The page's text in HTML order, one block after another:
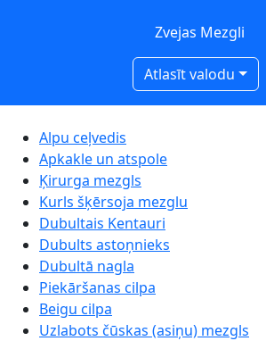
Zvejas Mezgli
Atlasīt valodu
Alpu ceļvedis
Apkakle un atspole
Ķirurga mezgls
Kurls šķērsoja mezglu
Dubultais Kentauri
Dubults astoņnieks
Dubultā nagla
Piekāršanas cilpa
Beigu cilpa
Uzlabots čūskas (asiņu) mezgls